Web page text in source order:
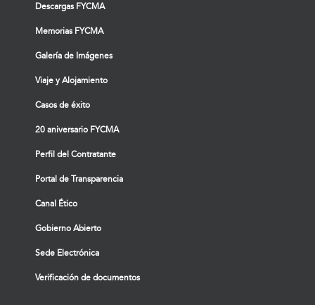
Descargas FYCMA
Memorias FYCMA
Galería de Imágenes
Viaje y Alojamiento
Casos de éxito
20 aniversario FYCMA
Perfil del Contratante
Portal de Transparencia
Canal Ético
Gobierno Abierto
Sede Electrónica
Verificación de documentos